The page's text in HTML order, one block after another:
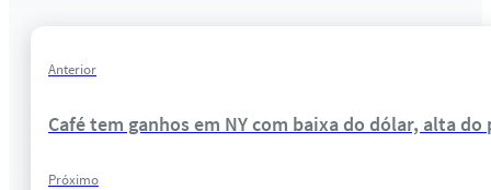
Anterior
Café tem ganhos em NY com baixa do dólar, alta
Próximo